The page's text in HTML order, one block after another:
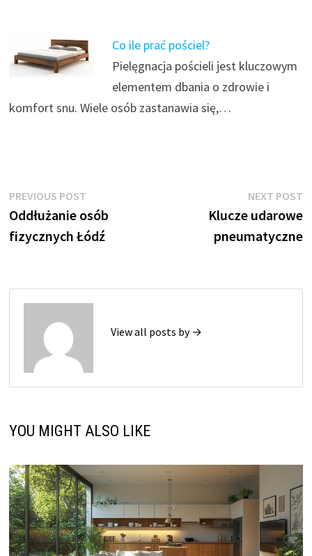
Co ile prać pościel?
Pielęgnacja pościeli jest kluczowym
elementem dbania o zdrowie i
komfort snu. Wiele osób zastanawia się,…
Nawigacja
wpisu
PREVIOUS POSTPrevious
post:
Oddłużanie osób
fizycznych Łódź
NEXT POST
Klucze udarowe
pneumatyczne
View all posts by →
YOU MIGHT ALSO LIKE